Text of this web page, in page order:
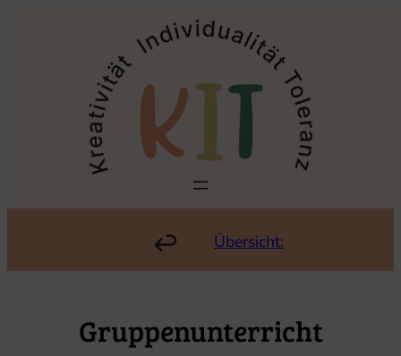
Übersicht:
Gruppenunterricht